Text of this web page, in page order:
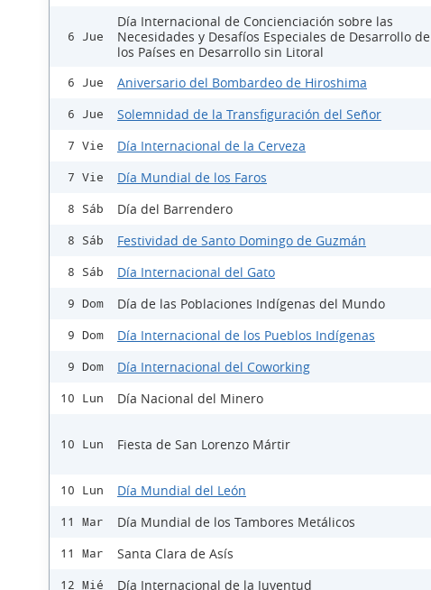
6 Jue
Día Internacional de Concienciación sobre las
Necesidades y Desafíos Especiales de Desarrollo de
los Países en Desarrollo sin Litoral
6 Jue Aniversario del Bombardeo de Hiroshima
6 Jue Solemnidad de la Transfiguración del Señor
7 Vie Día Internacional de la Cerveza
7 Vie Día Mundial de los Faros
8 Sáb Día del Barrendero
8 Sáb Festividad de Santo Domingo de Guzmán
8 Sáb Día Internacional del Gato
9 Dom Día de las Poblaciones Indígenas del Mundo
9 Dom Día Internacional de los Pueblos Indígenas
9 Dom Día Internacional del Coworking
10 Lun Día Nacional del Minero
10 Lun Fiesta de San Lorenzo Mártir
10 Lun Día Mundial del León
11 Mar Día Mundial de los Tambores Metálicos
11 Mar Santa Clara de Asís
12 Mié Día Internacional de la Juventud